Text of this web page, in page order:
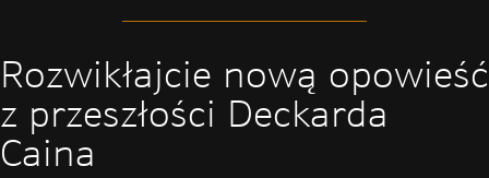
Rozwikłajcie nową opowieść
z przeszłości Deckarda
Caina